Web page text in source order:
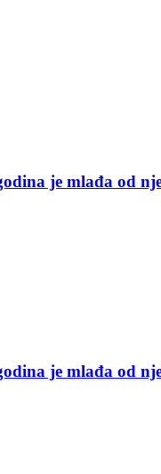
je mlađa od
je mlađa od